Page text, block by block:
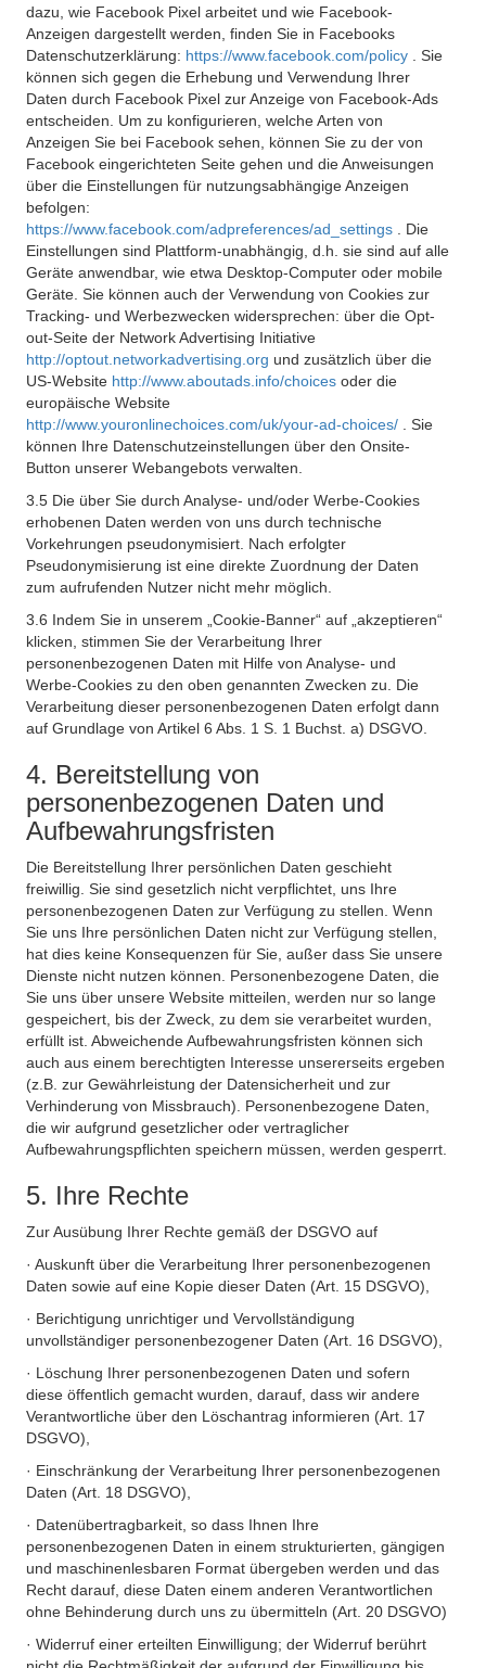
dazu, wie Facebook Pixel arbeitet und wie Facebook-
Anzeigen dargestellt werden, finden Sie in Facebooks
Datenschutzerklärung: https://www.facebook.com/policy
. Sie
können sich gegen die Erhebung und Verwendung Ihrer
Daten durch Facebook Pixel zur Anzeige von Facebook-Ads
entscheiden. Um zu konfigurieren, welche Arten von
Anzeigen Sie bei Facebook sehen, können Sie zu der von
Facebook eingerichteten Seite gehen und die Anweisungen
über die Einstellungen für nutzungsabhängige Anzeigen
befolgen:
https://www.facebook.com/adpreferences/ad_settings
. Die
Einstellungen sind Plattform-unabhängig, d.h. sie sind auf alle
Geräte anwendbar, wie etwa Desktop-Computer oder mobile
Geräte. Sie können auch der Verwendung von Cookies zur
Tracking- und Werbezwecken widersprechen: über die Opt-
out-Seite der Network Advertising Initiative
http://optout.networkadvertising.org und zusätzlich über die
US-Website http://www.aboutads.info/choices oder die
europäische Website
http://www.youronlinechoices.com/uk/your-ad-choices/
. Sie
können Ihre Datenschutzeinstellungen über den Onsite-
Button unserer Webangebots verwalten.
3.5 Die über Sie durch Analyse- und/oder Werbe-Cookies
erhobenen Daten werden von uns durch technische
Vorkehrungen pseudonymisiert. Nach erfolgter
Pseudonymisierung ist eine direkte Zuordnung der Daten
zum aufrufenden Nutzer nicht mehr möglich.
3.6 Indem Sie in unserem „Cookie-Banner“ auf „akzeptieren“
klicken, stimmen Sie der Verarbeitung Ihrer
personenbezogenen Daten mit Hilfe von Analyse- und
Werbe-Cookies zu den oben genannten Zwecken zu. Die
Verarbeitung dieser personenbezogenen Daten erfolgt dann
auf Grundlage von Artikel 6 Abs. 1 S. 1 Buchst. a) DSGVO.
4. Bereitstellung von
personenbezogenen Daten und
Aufbewahrungsfristen
Die Bereitstellung Ihrer persönlichen Daten geschieht
freiwillig. Sie sind gesetzlich nicht verpflichtet, uns Ihre
personenbezogenen Daten zur Verfügung zu stellen. Wenn
Sie uns Ihre persönlichen Daten nicht zur Verfügung stellen,
hat dies keine Konsequenzen für Sie, außer dass Sie unsere
Dienste nicht nutzen können. Personenbezogene Daten, die
Sie uns über unsere Website mitteilen, werden nur so lange
gespeichert, bis der Zweck, zu dem sie verarbeitet wurden,
erfüllt ist. Abweichende Aufbewahrungsfristen können sich
auch aus einem berechtigten Interesse unsererseits ergeben
(z.B. zur Gewährleistung der Datensicherheit und zur
Verhinderung von Missbrauch). Personenbezogene Daten,
die wir aufgrund gesetzlicher oder vertraglicher
Aufbewahrungspflichten speichern müssen, werden gesperrt.
5. Ihre Rechte
Zur Ausübung Ihrer Rechte gemäß der DSGVO auf
· Auskunft über die Verarbeitung Ihrer personenbezogenen
Daten sowie auf eine Kopie dieser Daten (Art. 15 DSGVO),
· Berichtigung unrichtiger und Vervollständigung
unvollständiger personenbezogener Daten (Art. 16 DSGVO),
· Löschung Ihrer personenbezogenen Daten und sofern
diese öffentlich gemacht wurden, darauf, dass wir andere
Verantwortliche über den Löschantrag informieren (Art. 17
DSGVO),
· Einschränkung der Verarbeitung Ihrer personenbezogenen
Daten (Art. 18 DSGVO),
· Datenübertragbarkeit, so dass Ihnen Ihre
personenbezogenen Daten in einem strukturierten, gängigen
und maschinenlesbaren Format übergeben werden und das
Recht darauf, diese Daten einem anderen Verantwortlichen
ohne Behinderung durch uns zu übermitteln (Art. 20 DSGVO)
· Widerruf einer erteilten Einwilligung; der Widerruf berührt